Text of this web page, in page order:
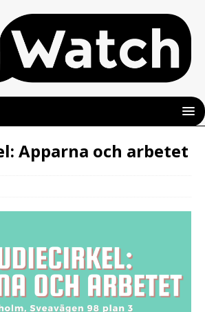
Apparna och arbetet